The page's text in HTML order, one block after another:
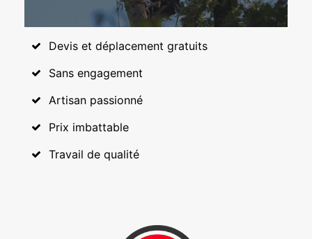
Devis et déplacement gratuits
Sans engagement
Artisan passionné
Prix imbattable
Travail de qualité